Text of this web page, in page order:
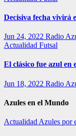
Decisiva fecha vivirá
Jun 24, 2022 Radio
Actualidad Futsal
El clásico fue azul en
Jun 18, 2022 Radio
Azules en el Mundo
Actualidad Azules por